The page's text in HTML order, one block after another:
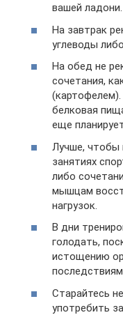
вашей ладони.
На завтрак
углеводы
На обед не
сочетания,
белковая
еще
Лучше, чтобы
занятиях
либо
мышцам
нагрузок.
В дни
голодать,
истощению
Старайтесь
употребить